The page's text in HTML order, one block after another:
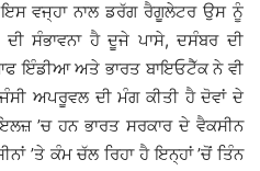
ਇਸ ਵਜ੍ਹਾ ਨਾਲ ਡਰੱਗ ਰੈਗੂਲੇਟਰ ਉਸ ਨੂੰ
ਸੰਭਾਵਨਾ ਹੈ ਦੂਜੇ ਪਾਸੇ, ਦਸੰਬਰ ਦੀ
ਇੰਡੀਆ ਅਤੇ ਭਾਰਤ ਬਾਇਓਟੈੱਕ ਨੇ ਵੀ
ਅਪਰੂਵਲ ਦੀ ਮੰਗ ਕੀਤੀ ਹੈ ਦੋਵਾਂ ਦੇ
’ਚ ਹਨ ਭਾਰਤ ਸਰਕਾਰ ਦੇ ਵੈਕਸੀਨ
’ਤੇ ਕੰਮ ਚੱਲ ਰਿਹਾ ਹੈ ਇਨ੍ਹਾਂ ’ਚੋਂ ਤਿੰਨ